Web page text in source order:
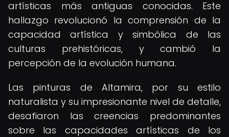
artísticas más antiguas conocidas. Este
hallazgo revolucionó la comprensión de la
capacidad artística y simbólica de las
culturas prehistóricas, y cambió la
percepción de la evolución humana.
Las pinturas de Altamira, por su estilo
naturalista y su impresionante nivel de detalle,
desafiaron las creencias predominantes
sobre las capacidades artísticas de los